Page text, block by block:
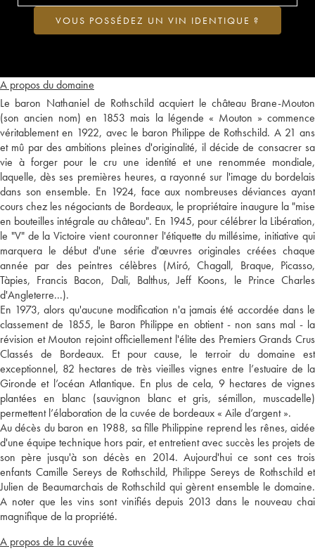
A propos du domaine
Le baron Nathaniel de Rothschild acquiert le château Brane-Mouton
(son ancien nom) en 1853 mais la légende « Mouton » commence
véritablement en 1922, avec le baron Philippe de Rothschild. A 21 ans
et mû par des ambitions pleines d'originalité, il décide de consacrer sa
vie à forger pour le cru une identité et une renommée mondiale,
laquelle, dès ses premières heures, a rayonné sur l'image du bordelais
dans son ensemble. En 1924, face aux nombreuses déviances ayant
cours chez les négociants de Bordeaux, le propriétaire inaugure la "mise
en bouteilles intégrale au château". En 1945, pour célébrer la Libération,
le "V" de la Victoire vient couronner l'étiquette du millésime, initiative qui
marquera le début d'une série d'œuvres originales créées chaque
année par des peintres célèbres (Miró, Chagall, Braque, Picasso,
Tàpies, Francis Bacon, Dali, Balthus, Jeff Koons, le Prince Charles
d'Angleterre...).
En 1973, alors qu'aucune modification n'a jamais été accordée dans le
classement de 1855, le Baron Philippe en obtient - non sans mal - la
révision et Mouton rejoint officiellement l'élite des Premiers Grands Crus
Classés de Bordeaux. Et pour cause, le terroir du domaine est
exceptionnel, 82 hectares de très vieilles vignes entre l’estuaire de la
Gironde et l’océan Atlantique. En plus de cela, 9 hectares de vignes
plantées en blanc (sauvignon blanc et gris, sémillon, muscadelle)
permettent l’élaboration de la cuvée de bordeaux « Aile d’argent ».
Au décès du baron en 1988, sa fille Philippine reprend les rênes, aidée
d'une équipe technique hors pair, et entretient avec succès les projets de
son père jusqu'à son décès en 2014. Aujourd'hui ce sont ces trois
enfants Camille Sereys de Rothschild, Philippe Sereys de Rothschild et
Julien de Beaumarchais de Rothschild qui gèrent ensemble le domaine.
A noter que les vins sont vinifiés depuis 2013 dans le nouveau chai
magnifique de la propriété.
A propos de la cuvée
VOUS POSSÉDEZ UN VIN IDENTIQUE ?